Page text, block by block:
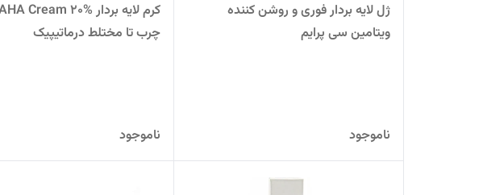
ژل لایه بردار فوری و روشن کننده
ویتامین سی پرایم
ناموجود
چرب تا مختلط درماتیپیک
ناموجود